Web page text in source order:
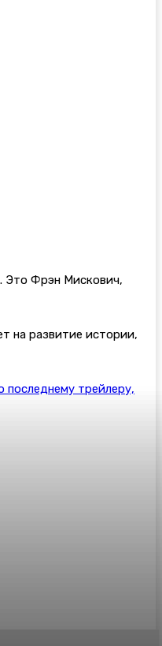
Это Фрэн Мискович,
на развитие истории,
последнему трейлеру,